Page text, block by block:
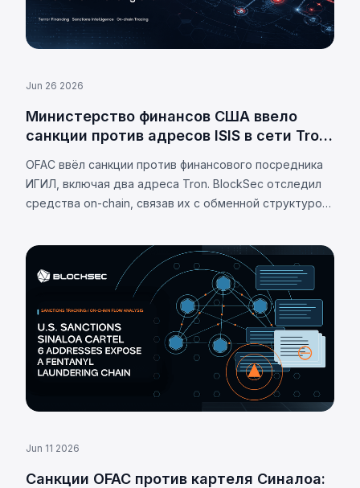
Jun 26 2026
Министерство финансов США ввело
санкции против адресов ISIS в сети Tron
финансирования терроризма
OFAC ввёл санкции против финансового посредника
ИГИЛ, включая два адреса Tron. BlockSec отследил
средства on-chain, связав их с обменной структурой,
Jun 11 2026
Санкции OFAC против картеля Синалоа: